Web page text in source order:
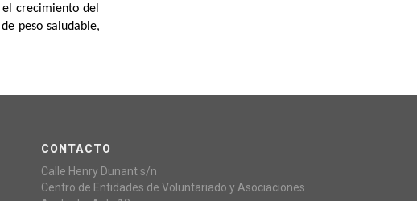
crecimiento del
peso saludable,
CONTACTO
Calle Henry Dunant s/n
Centro de Entidades de Voluntariado y Asociaciones